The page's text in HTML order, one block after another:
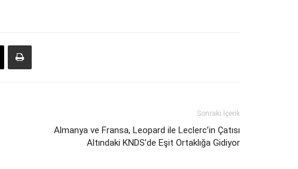
Sonraki İçerik
Almanya ve Fransa, Leopard ile Leclerc’in Çatısı
Altındaki KNDS’de Eşit Ortaklığa Gidiyor